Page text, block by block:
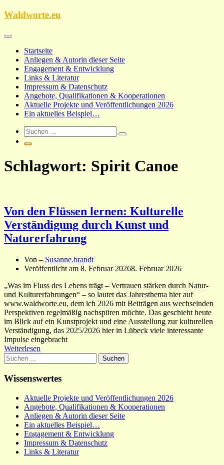
Zum
Waldworte.eu
Startseite
Anliegen & Autorin dieser Seite
Engagement & Entwicklung
Links & Literatur
Impressum & Datenschutz
Angebote, Qualifikationen & Kooperationen
Aktuelle Projekte und Veröffentlichungen 2026
Ein aktuelles Beispiel…
Schlagwort: Spirit Canoe
Von den Flüssen lernen: Kulturelle
Verständigung durch Kunst und
Naturerfahrung
Von – Susanne.brandt
Veröffentlicht am 8. Februar 20268. Februar 2026
„Was im Fluss des Lebens trägt – Vertrauen stärken durch Natur-
und Kulturerfahrungen“ – so lautet das Jahresthema hier auf
www.waldworte.eu, dem ich 2026 mit Beiträgen aus wechselnden
Perspektiven regelmäßig nachspüren möchte. Das geschieht heute
im Blick auf ein Kunstprojekt und eine Ausstellung zur kulturellen
Verständigung, das 2025/2026 hier in Lübeck viele interessante
Impulse eingebracht
Weiterlesen
Suchen
nach:
Wissenswertes
Aktuelle Projekte und Veröffentlichungen 2026
Angebote, Qualifikationen & Kooperationen
Anliegen & Autorin dieser Seite
Ein aktuelles Beispiel…
Engagement & Entwicklung
Impressum & Datenschutz
Links & Literatur